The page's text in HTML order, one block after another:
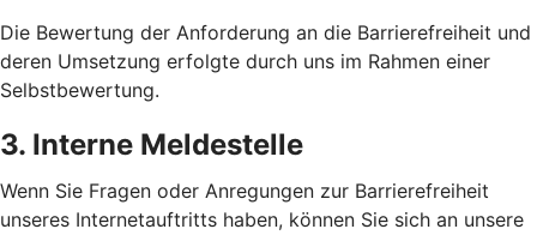
Die Bewertung der Anforderung an die Barrierefreiheit und
deren Umsetzung erfolgte durch uns im Rahmen einer
Selbstbewertung.
3. Interne Meldestelle
Wenn Sie Fragen oder Anregungen zur Barrierefreiheit
unseres Internetauftritts haben, können Sie sich an unsere